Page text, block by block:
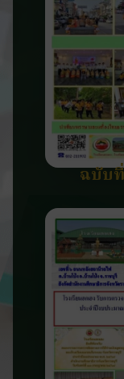
ฉบับที่